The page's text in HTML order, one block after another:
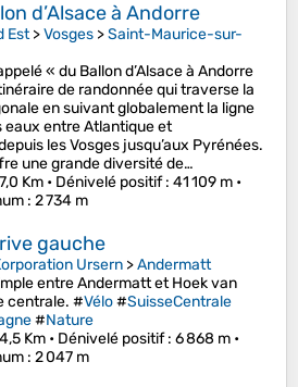
d’Alsace à Andorre
Est>Vosges >Saint-Maurice-sur-
« du Ballon d’Alsace à Andorre
de randonnée qui traverse la
en suivant globalement la ligne
eaux entre Atlantique et
les Vosges jusqu’aux Pyrénées.
une grande diversité de…
Km • Dénivelé positif: 41 109 m •
: 2 734 m
gauche
Ursern >Andermatt
entre Andermatt et Hoek van
centrale. #Vélo#SuisseCentrale
#Nature
Km • Dénivelé positif: 6 868 m •
: 2 047 m